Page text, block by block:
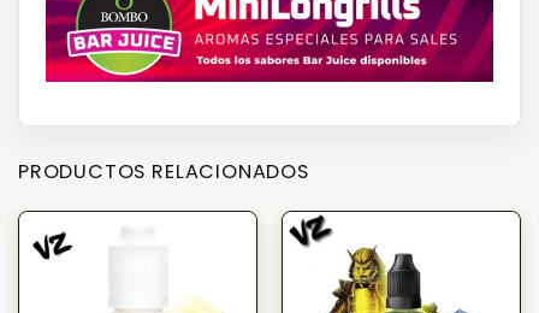
PRODUCTOS RELACIONADOS